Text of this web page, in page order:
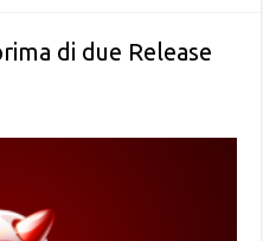
di due Release